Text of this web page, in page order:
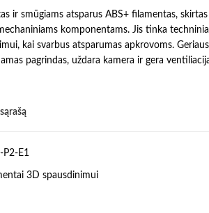
ir smūgiams atsparus ABS+ filamentas,
komponentams. Jis tinka
kai svarbus atsparumas apkrovoms.
pagrindas, uždara kamera ir gera
P2-E1
3D spausdinimui